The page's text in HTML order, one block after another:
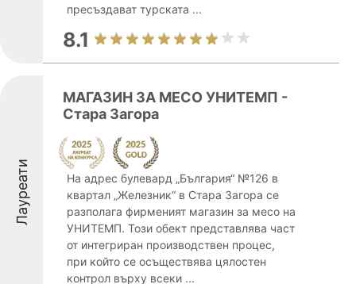
пресъздават турската ...
8.1
Лауреати
МАГАЗИН ЗА МЕСО УНИТЕМП -
Стара Загора
На адрес булевард „България“ №126 в
квартал „Железник“ в Стара Загора се
разполага фирменият магазин за месо на
УНИТЕМП. Този обект представлява част
от интегриран производствен процес,
при който се осъществява цялостен
контрол върху всеки ...